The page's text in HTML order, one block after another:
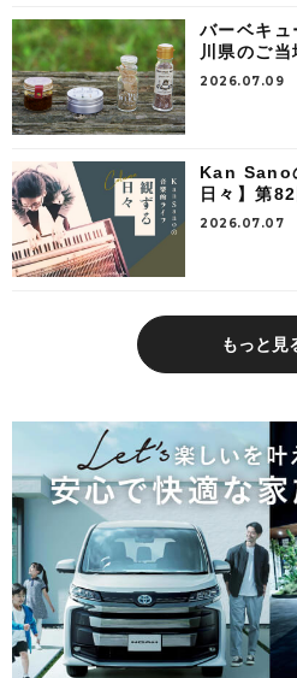
バーベキュ
川県のご当
2026.07.09
Kan Sano
日々】第
2026.07.07
もっと見